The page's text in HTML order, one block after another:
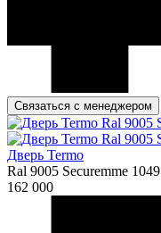
Связаться с менеджером
Дверь Termo
Ral 9005 Securemme 1049
162 000